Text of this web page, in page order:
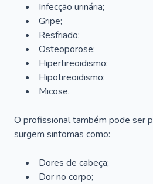
Infecção urinária;
Gripe;
Resfriado;
Osteoporose;
Hipertireoidismo;
Hipotireoidismo;
Micose.
O profissional também pode ser
surgem sintomas como:
Dores de cabeça;
Dor no corpo;